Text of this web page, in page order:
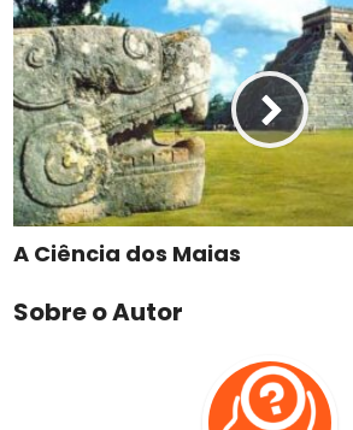
A Ciência dos Maias
Sobre o Autor